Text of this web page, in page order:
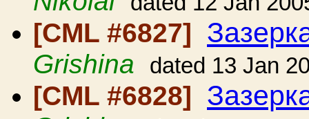
[CML #6827]
Grishina dated 13 Jan
[CML #6828]